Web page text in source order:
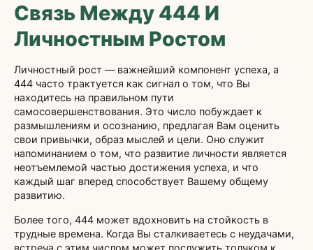
Связь Между 444 И
Личностным Ростом
Личностный рост — важнейший компонент успеха, а
444 часто трактуется как сигнал о том, что Вы
находитесь на правильном пути
самосовершенствования. Это число побуждает к
размышлениям и осознанию, предлагая Вам оценить
свои привычки, образ мыслей и цели. Оно служит
напоминанием о том, что развитие личности является
неотъемлемой частью достижения успеха, и что
каждый шаг вперед способствует Вашему общему
развитию.
Более того, 444 может вдохновить на стойкость в
трудные времена. Когда Вы сталкиваетесь с неудачами,
встреча с этим числом может послужить толчком к